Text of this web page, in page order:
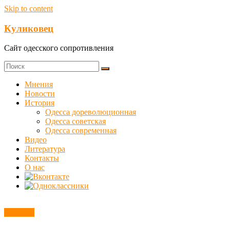
Skip to content
Куликовец
Сайт одесского сопротивления
Мнения
Новости
История
Одесса дореволюционная
Одесса советская
Одесса современная
Видео
Литература
Контакты
О нас